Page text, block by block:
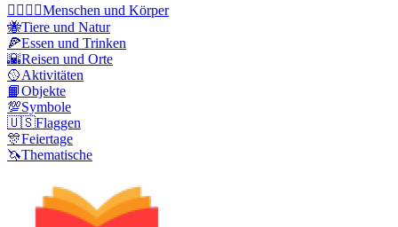
👩‍❤️‍💋‍👨Menschen und Körper
🐝Tiere und Natur
🍕Essen und Trinken
🌇Reisen und Orte
🥎Aktivitäten
📙Objekte
💯Symbole
🇺🇸Flaggen
🎊Feiertage
🦄Thematische